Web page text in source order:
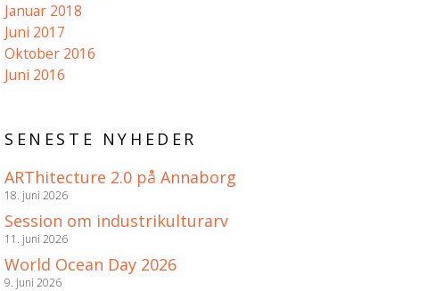
Januar 2018
Juni 2017
Oktober 2016
Juni 2016
SENESTE NYHEDER
ARThitecture 2.0 på Annaborg
18. juni 2026
Session om industrikulturarv
11. juni 2026
World Ocean Day 2026
9. juni 2026